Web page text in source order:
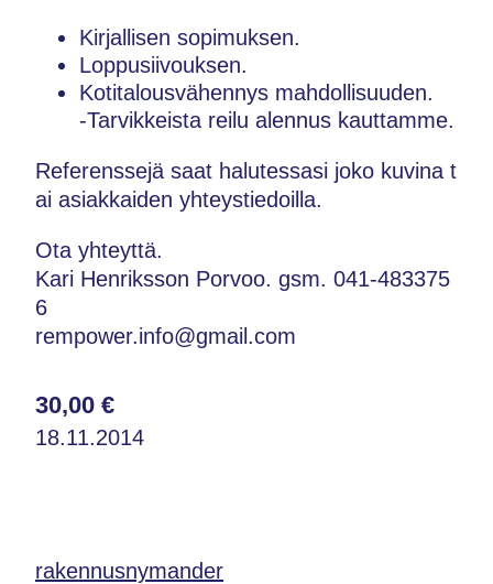
Kirjallisen sopimuksen.
Loppusiivouksen.
Kotitalousvähennys mahdollisuuden.
-Tarvikkeista reilu alennus kauttamme.
Referenssejä saat halutessasi joko kuvina t
ai asiakkaiden yhteystiedoilla.
Ota yhteyttä.
Kari Henriksson Porvoo. gsm. 041-483375
6
rempower.info@gmail.com
30,00 €
18.11.2014
rakennusnymander